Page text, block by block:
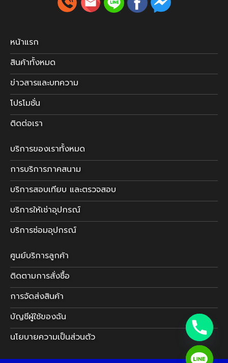
หน้าแรก
สินค้าทั้งหมด
ข่าวสารและบทความ
โปรโมชั่น
ติดต่อเรา
บริการของเราทั้งหมด
การบริการภาคสนาม
บริการสอบเทียบ และตรวจสอบ
บริการให้เช่าอุปกรณ์
บริการซ่อมอุปกรณ์
ศูนย์บริการลูกค้า
ติดตามการสั่งซื้อ
การจัดส่งสินค้า
บัญชีผู้ใช้ของฉัน
นโยบายความเป็นส่วนตัว